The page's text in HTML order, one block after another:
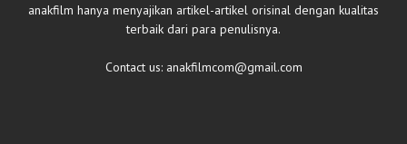
anakfilm hanya menyajikan artikel-artikel orisinal dengan kualitas
terbaik dari para penulisnya.
Contact us: anakfilmcom@gmail.com